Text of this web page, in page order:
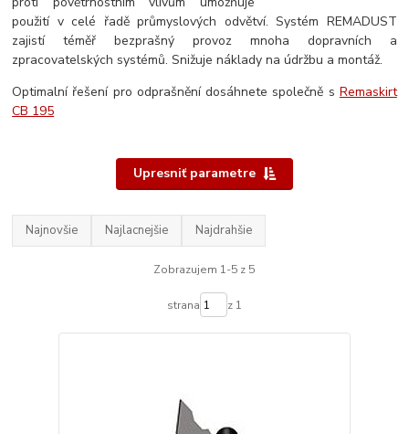
použití v celé řadě průmyslových odvětví. Systém REMADUST
zajistí téměř bezprašný provoz mnoha dopravních a
zpracovatelských systémů. Snižuje náklady na údržbu a montáž.
Optimalní řešení pro odprašnění dosáhnete společně s Remaskirt
CB 195
Upresniť parametre
Najnovšie Najlacnejšie Najdrahšie
Zobrazujem 1-5 z 5
strana z 1